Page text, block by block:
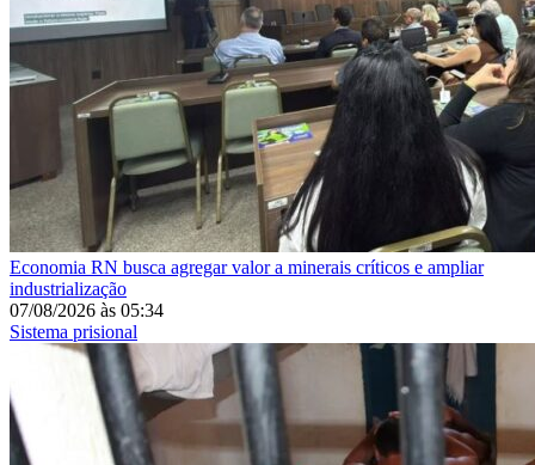
Economia RN busca agregar valor a minerais críticos e ampliar
industrialização
07/08/2026 às 05:34
Sistema prisional